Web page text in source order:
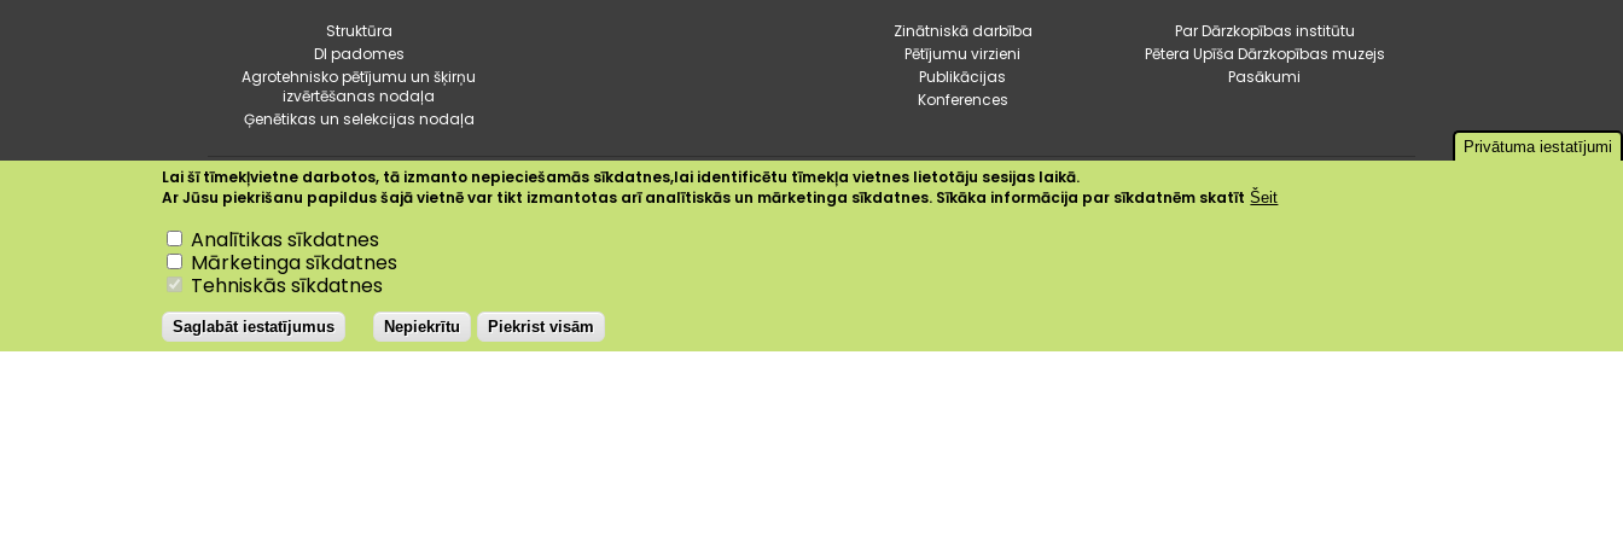
Struktūra
DI padomes
Agrotehnisko pētījumu un šķirņu
izvērtēšanas nodaļa
Ģenētikas un selekcijas nodaļa
Zinātniskā darbība
Pētījumu virzieni
Publikācijas
Konferences
Par Dārzkopības institūtu
Pētera Upīša Dārzkopības muzejs
Pasākumi
Dobele +24.5°C
2024 © Dārzkopības institūts
Privātuma iestatījumi
Lai šī tīmekļvietne darbotos, tā izmanto nepieciešamās sīkdatnes,lai identificētu tīmekļa vietnes lietotāju sesijas laikā.
Ar Jūsu piekrišanu papildus šajā vietnē var tikt izmantotas arī analītiskās un mārketinga sīkdatnes. Sīkāka informācija par sīkdatnēm skatīt Šeit
Analītikas sīkdatnes
Mārketinga sīkdatnes
Tehniskās sīkdatnes
Saglabāt iestatījumus Nepiekrītu Piekrist visām